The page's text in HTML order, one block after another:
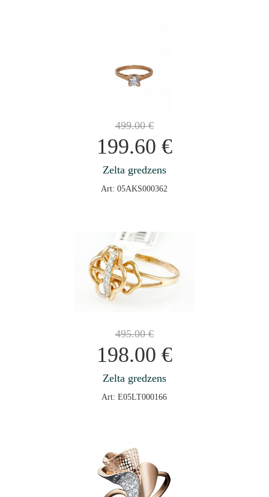
499.00€
199.60 €
Zelta gredzens
Art: 05AKS000362
495.00€
198.00 €
Zelta gredzens
Art: E05LT000166